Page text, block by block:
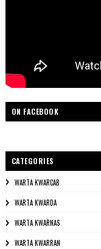
ON FACEBOOK
CATEGORIES
WARTA KWARCAB
WARTA KWARDA
WARTA KWARNAS
WARTA KWARRAN